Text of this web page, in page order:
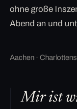
ohne große
Abend an und
Aachen ·
Mir ist